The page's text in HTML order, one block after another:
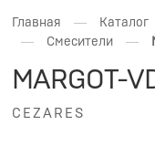
Главная — Каталог
— Смесители —
MARGOT-
CEZARES